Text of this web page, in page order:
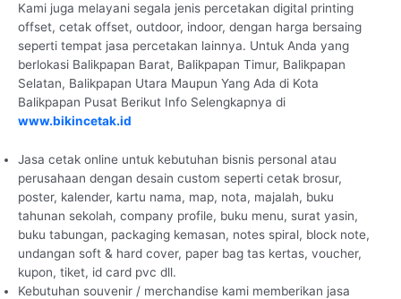
Kami juga melayani segala jenis percetakan digital printing
offset, cetak offset, outdoor, indoor, dengan harga bersaing
seperti tempat jasa percetakan lainnya. Untuk Anda yang
berlokasi Balikpapan Barat, Balikpapan Timur, Balikpapan
Selatan, Balikpapan Utara Maupun Yang Ada di Kota
Balikpapan Pusat Berikut Info Selengkapnya di
www.bikincetak.id
Jasa cetak online untuk kebutuhan bisnis personal atau
perusahaan dengan desain custom seperti cetak brosur,
poster, kalender, kartu nama, map, nota, majalah, buku
tahunan sekolah, company profile, buku menu, surat yasin,
buku tabungan, packaging kemasan, notes spiral, block note,
undangan soft & hard cover, paper bag tas kertas, voucher,
kupon, tiket, id card pvc dll.
Kebutuhan souvenir / merchandise kami memberikan jasa